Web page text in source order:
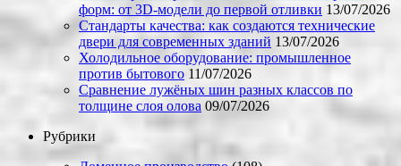
форм: от 3D-модели до первой отливки 13/07/2026
Стандарты качества: как создаются технические
двери для современных зданий 13/07/2026
Холодильное оборудование: промышленное
против бытового 11/07/2026
Сравнение лужёных шин разных классов по
толщине слоя олова 09/07/2026
Рубрики